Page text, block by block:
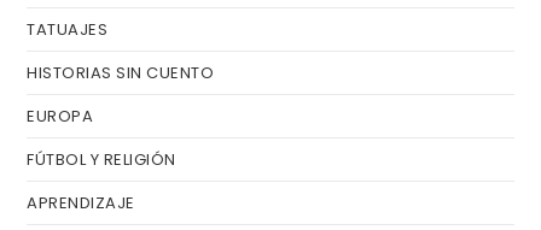
TATUAJES
HISTORIAS SIN CUENTO
EUROPA
FÚTBOL Y RELIGIÓN
APRENDIZAJE